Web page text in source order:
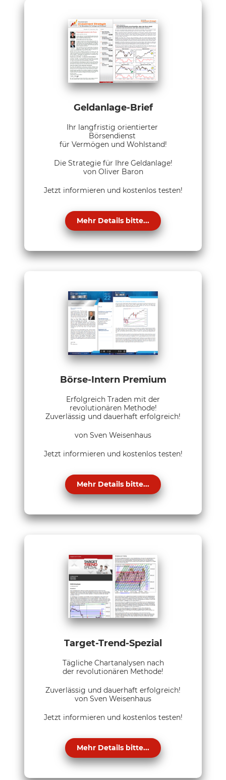
Geldanlage-Brief
Ihr langfristig orientierter
Börsendienst
für Vermögen und Wohlstand!
Die Strategie für Ihre Geldanlage!
von Oliver Baron
Jetzt informieren und kostenlos testen!
Mehr Details bitte...
Börse-Intern Premium
Erfolgreich Traden mit der
revolutionären Methode!
Zuverlässig und dauerhaft erfolgreich!
von Sven Weisenhaus
Jetzt informieren und kostenlos testen!
Mehr Details bitte...
Target-Trend-Spezial
Tägliche Chartanalysen nach
der revolutionären Methode!
Zuverlässig und dauerhaft erfolgreich!
von Sven Weisenhaus
Jetzt informieren und kostenlos testen!
Mehr Details bitte...